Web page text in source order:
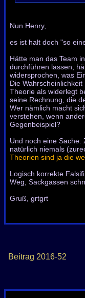
Nun Henry,
es ist halt doch "so
Hätte man das Team
durchführen lassen,
widersprochen, was
Die
Theorie als widerlegt
seine Rechnung, die
Wer nämlich macht
verstehen, wenn
Gegenbeispiel?
Und noch eine
natürlich niemals
Theorien sind ja die
Logisch korrekte
Weg, Sackgassen
Gruß, grtgrt
Beitrag 2016-52